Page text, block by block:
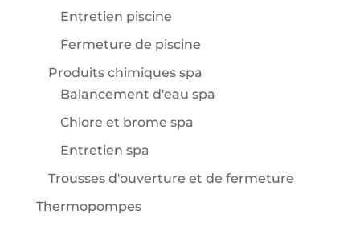
Entretien piscine
Fermeture de piscine
Produits chimiques spa
Balancement d'eau spa
Chlore et brome spa
Entretien spa
Trousses d'ouverture et de fermeture
Thermopompes